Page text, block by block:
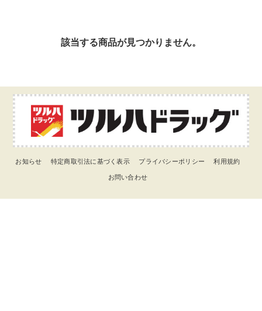
該当する商品が見つかりません。
お知らせ 特定商取引法に基づく表示 プライバシーポリシー 利用規約
お問い合わせ